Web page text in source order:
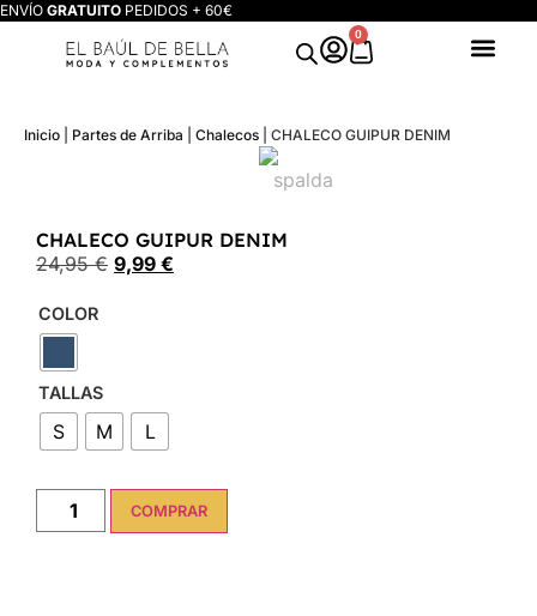
ENVÍO GRATUITO PEDIDOS + 60€
0
Inicio Partes de Arriba Chalecos CHALECO GUIPUR DENIM
CHALECO GUIPUR DENIM
24,95€ 9,99 €
COLOR
TALLAS
S M L
COMPRAR